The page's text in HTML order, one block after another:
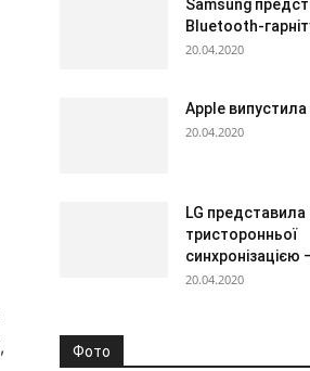
Samsung
Bluetooth-
20.04.2020
Apple випустила
20.04.2020
LG
тристоронньої
синхронізацією
20.04.2020
Фото